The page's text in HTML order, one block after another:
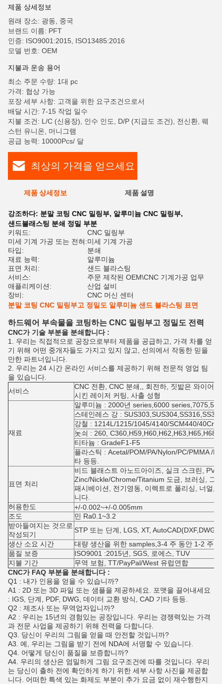
제품 상세정보
원래 장소: 광동, 중국
브랜드 이름: PFT
인증: ISO9001:2015, ISO13485:2016
모델 번호: OEM
지불과 운송 용어
최소 주문 수량: 1대 pc
가격: 협상 가능
포장 세부 사항: 고객을 위한 요구조건으로서
배달 시간: 7-15 작업 일수
지불 조건: L/C (신용장), 인수 인도, D/P (지급도 조건), 전신환, 웨
스턴 유니온, 머니그램
공급 능력: 10000Pcs/ 달
최상의 가격을 얻으세요
제품 상세정보 제품 설명
강조하다: 분말 코팅 CNC 밀링부, 알루미늄 CNC 밀링부,
샌드블래스팅 분쇄 정밀 부분
키워드:
CNC 밀링부
미세 기계 가공 또는 전혀:미세 기계 가공
타입:
분쇄
재료 능력:
알루미늄
표면 처리:
샌드 블라스팅
서비스:
주문 제작된 OEM\CNC 기계가공 업무
애플리케이션:
산업 설비
장비:
CNC 머신 센터
분말 코팅 CNC 밀링부고 정밀도 알루미늄 샌드 블라스팅 표면
하드웨어 부속물을 코팅하는 CNC 밀링부고 정밀도 전력
CNC가 기술 부분을 분쇄합니다 :
1. 우리는 직접적으로 공장으로부터 제품을 공급하고, 가격 차를 얻
기 위해 어떤 중개자들도 가지고 있지 않고, 선의에서 작동한 믿을
만한 파트너입니다.
2. 우리는 24 시간 온라인 서비스를 제공하기 위해 전문적 영업 팀
을 있습니다.
서비스
CNC 전환, CNC 분쇄,, 회전하, 짓밟은 와이어
시킨 레이저 커팅, 사출 성형
재료
알루미늄 : 2000년 series,6000
스테인레스 강 :
강철 : 1214L/1215/1045/4140/SCM440/
놋쇠 : 260,
티타늄 : GradeF1-F5
플라스틱 : Acetal/POM/PA/Nylon/PC/PMMA /
타 등등.
표면 처리
비드 블래스트 아노드아이즈, 실크 스크린, PVD
Zinc/Nickle/Chrome/Titanium 도금, 브러싱, 그
패시베이션, 전기영동, 이렉트로 폴리싱, 너얼,
니다.
허용한도
+/-0.002~+/-0.005mm
조도
민 Ra0.1~3.2
받아들여지는 것으로
작성되기
STP 또는 단계, LGS, XT,
생산 소요 시간
대량 생산을 위한 samples,3-4 주 동안 1-2 주
품질 보증
ISO9001 :2015년, SGS, 로에스, TUV
지불 기간
무역 보험, TT/PayPal/West 유럽연합
CNC가 FAQ 부분을 분쇄합니다 :
Q1 : 내가 인용을 얻을 수 있습니까?
A1 : 2D 또는 3D 파일 또는 샘플을 제공하세요. 포맷을 끌어내세요
: IGS, 단계, PDF, DWG, 데이터 교환 방식, CAD 기타 등등.
Q2 : 제조사 또는 무역업자입니까?
A2 : 우리는 15년의 경험있는 공장입니다. 우리는 경쟁력있는 가격
과 전문 사업을 제공하기 위해 전력을 다합니다.
Q3. 당신이 우리의 그림을 얻을 때 안전할 것입니까?
A3. 예, 우리는 그림을 받기 전에 NDA에 서명할 수 있습니다.
Q4. 어떻게 당신이 품질을 보증합니까?
A4. 우리의 생산은 엄밀하게 그림 요구조건에 따를 것입니다. 우리
는 당신이 출하 전에 확인하게 하기 위한 세부 사항 사진을 제공합
니다. 어떠한 특색 있는 화제도 부분이 추가 요금 없이 재수행한지